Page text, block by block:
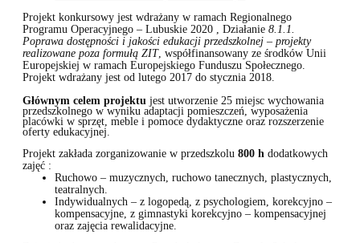
Projekt konkursowy jest wdrażany w ramach Regionalnego
Programu Operacyjnego – Lubuskie 2020 , Działanie8.1.1.
Poprawa dostępności i jakości edukacji przedszkolnej – projekty
realizowane poza formułą ZIT, współfinansowany ze środków Unii
Europejskiej w ramach Europejskiego Funduszu Społecznego.
Projekt wdrażany jest od lutego 2017 do stycznia 2018.
Głównym celem projektujest utworzenie 25 miejsc wychowania
przedszkolnego w wyniku adaptacji pomieszczeń, wyposażenia
placówki w sprzęt, meble i pomoce dydaktyczne oraz rozszerzenie
oferty edukacyjnej.
Projekt zakłada zorganizowanie w przedszkolu800 h dodatkowych
zajęć :
Ruchowo – muzycznych, ruchowo tanecznych, plastycznych,
teatralnych.
Indywidualnych – z logopedą, z psychologiem, korekcyjno –
kompensacyjne, z gimnastyki korekcyjno – kompensacyjnej
oraz zajęcia rewalidacyjne.